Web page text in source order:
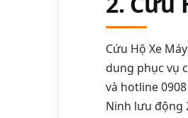
Cứu Hộ Xe
dung phục vụ
và hotline
Ninh lưu động